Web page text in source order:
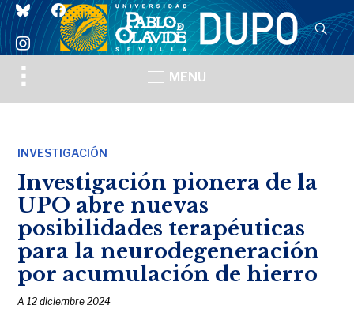
blueskyfacebook
instagram
Toggle
sidebar
MENU
INVESTIGACIÓN
Investigación pionera de la
UPO abre nuevas
posibilidades terapéuticas
para la neurodegeneración
por acumulación de hierro
A12 diciembre 2024